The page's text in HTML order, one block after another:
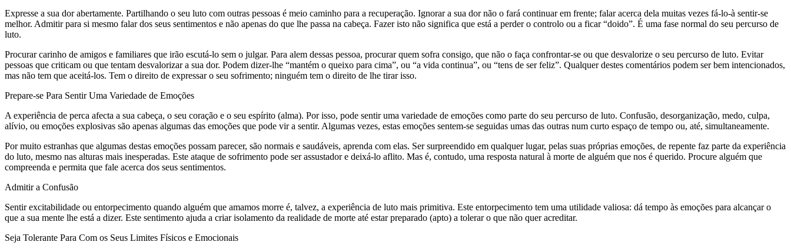
Expresse a sua dor abertamente. Partilhando o seu luto com outras pessoas é meio caminho para a recuperação. Ignorar a sua dor não o fará continuar em frente; falar acerca dela muitas vezes fá-lo-à sentir-se
melhor. Admitir para si mesmo falar dos seus sentimentos e não apenas do que lhe passa na cabeça. Fazer isto não significa que está a perder o controlo ou a ficar “doido”. É uma fase normal do seu percurso de
luto.
Procurar carinho de amigos e familiares que irão escutá-lo sem o julgar. Para alem dessas pessoa, procurar quem sofra consigo, que não o faça confrontar-se ou que desvalorize o seu percurso de luto. Evitar
pessoas que criticam ou que tentam desvalorizar a sua dor. Podem dizer-lhe “mantém o queixo para cima”, ou “a vida continua”, ou “tens de ser feliz”. Qualquer destes comentários podem ser bem intencionados,
mas não tem que aceitá-los. Tem o direito de expressar o seu sofrimento; ninguém tem o direito de lhe tirar isso.
Prepare-se Para Sentir Uma Variedade de Emoções
A experiência de perca afecta a sua cabeça, o seu coração e o seu espírito (alma). Por isso, pode sentir uma variedade de emoções como parte do seu percurso de luto. Confusão, desorganização, medo, culpa,
alívio, ou emoções explosivas são apenas algumas das emoções que pode vir a sentir. Algumas vezes, estas emoções sentem-se seguidas umas das outras num curto espaço de tempo ou, até, simultaneamente.
Por muito estranhas que algumas destas emoções possam parecer, são normais e saudáveis, aprenda com elas. Ser surpreendido em qualquer lugar, pelas suas próprias emoções, de repente faz parte da experiência
do luto, mesmo nas alturas mais inesperadas. Este ataque de sofrimento pode ser assustador e deixá-lo aflito. Mas é, contudo, uma resposta natural à morte de alguém que nos é querido. Procure alguém que
compreenda e permita que fale acerca dos seus sentimentos.
Admitir a Confusão
Sentir excitabilidade ou entorpecimento quando alguém que amamos morre é, talvez, a experiência de luto mais primitiva. Este entorpecimento tem uma utilidade valiosa: dá tempo às emoções para alcançar o
que a sua mente lhe está a dizer. Este sentimento ajuda a criar isolamento da realidade de morte até estar preparado (apto) a tolerar o que não quer acreditar.
Seja Tolerante Para Com os Seus Limites Físicos e Emocionais